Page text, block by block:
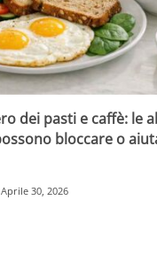
dei pasti e caffè: le
bloccare o
Aprile 30, 2026